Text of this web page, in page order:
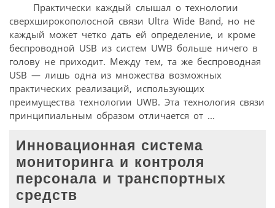
Практически каждый слышал о технологии
сверхширокополосной связи Ultra Wide Band, но не
каждый может четко дать ей определение, и кроме
беспроводной USB из систем UWB больше ничего в
голову не приходит. Между тем, та же беспроводная
USB — лишь одна из множества возможных
практических реализаций, использующих
преимущества технологии UWB. Эта технология связи
принципиальным образом отличается от ...
Инновационная система
мониторинга и контроля
персонала и транспортных
средств